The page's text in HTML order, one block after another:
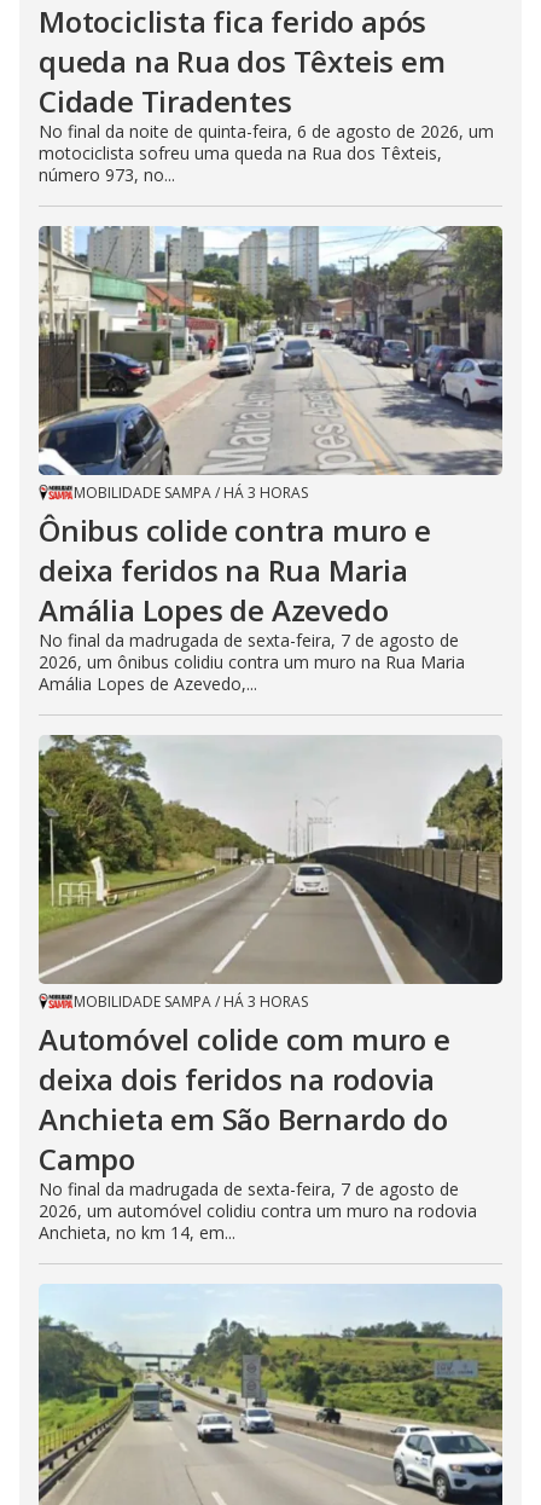
Motociclista fica ferido após
queda na Rua dos Têxteis em
Cidade Tiradentes
No final da noite de quinta-feira, 6 de agosto de 2026, um
motociclista sofreu uma queda na Rua dos Têxteis,
número 973, no...
MOBILIDADE SAMPA/ HÁ 3 HORAS
Ônibus colide contra muro e
deixa feridos na Rua Maria
Amália Lopes de Azevedo
No final da madrugada de sexta-feira, 7 de agosto de
2026, um ônibus colidiu contra um muro na Rua Maria
Amália Lopes de Azevedo,...
MOBILIDADE SAMPA/ HÁ 3 HORAS
Automóvel colide com muro e
deixa dois feridos na rodovia
Anchieta em São Bernardo do
Campo
No final da madrugada de sexta-feira, 7 de agosto de
2026, um automóvel colidiu contra um muro na rodovia
Anchieta, no km 14, em...